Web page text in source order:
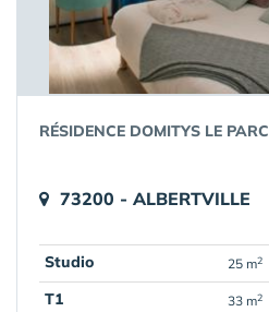
RÉSIDENCE DOMITYS LE
73200 - ALBERTVILLE
Studio 25 m2
T1
33 m2